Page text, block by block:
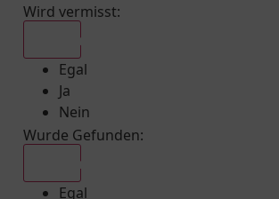
Wird vermisst:
Egal
Ja
Nein
Wurde Gefunden:
Egal